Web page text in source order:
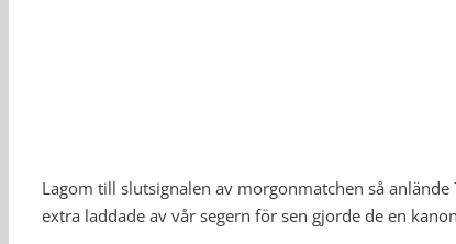
Lagom till slutsignalen av morgonmatchen så
extra laddade av vår segern för sen gjorde de en